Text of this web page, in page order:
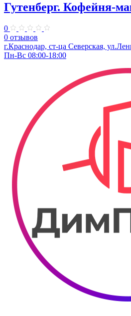
Гутенберг. Кофейня-
0
0 отзывов
г.Краснодар, ст-ца Северская,
Пн-Вс 08:00-18:00